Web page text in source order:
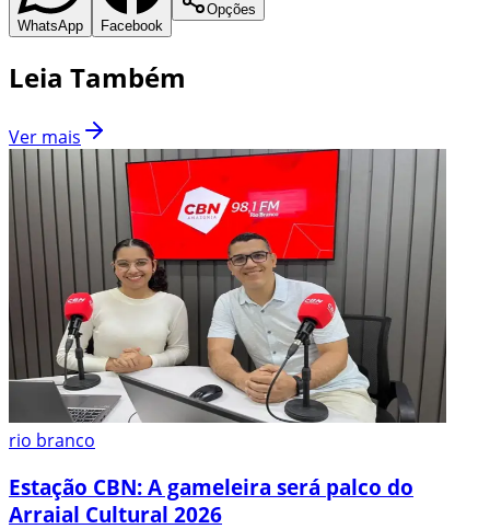
WhatsApp Facebook
Opções
Leia Também
Ver mais
rio branco
Estação CBN: A gameleira será palco do
Arraial Cultural 2026